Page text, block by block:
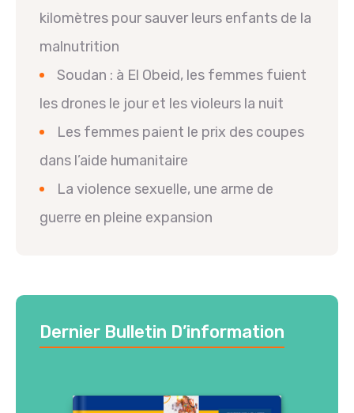
kilomètres pour sauver leurs enfants de la
malnutrition
Soudan : à El Obeid, les femmes fuient
les drones le jour et les violeurs la nuit
Les femmes paient le prix des coupes
dans l’aide humanitaire
La violence sexuelle, une arme de
guerre en pleine expansion
Dernier Bulletin D’information